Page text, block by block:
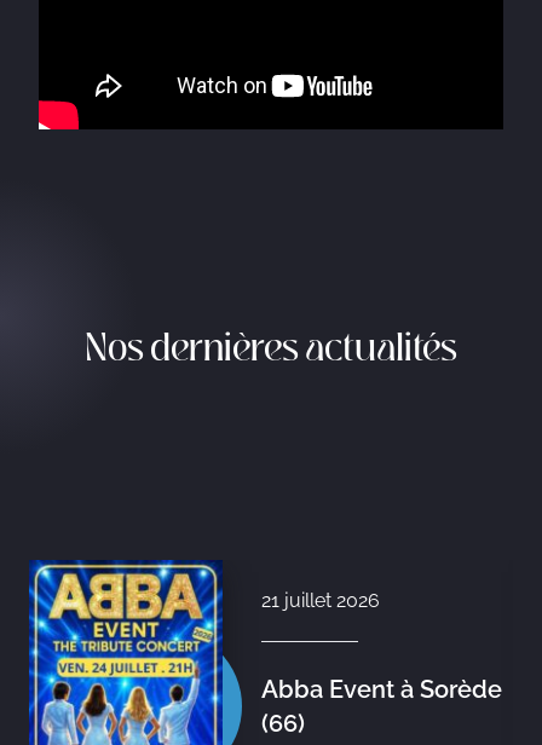
Nos dernières actualités
21 juillet 2026
Abba Event à Sorède
(66)